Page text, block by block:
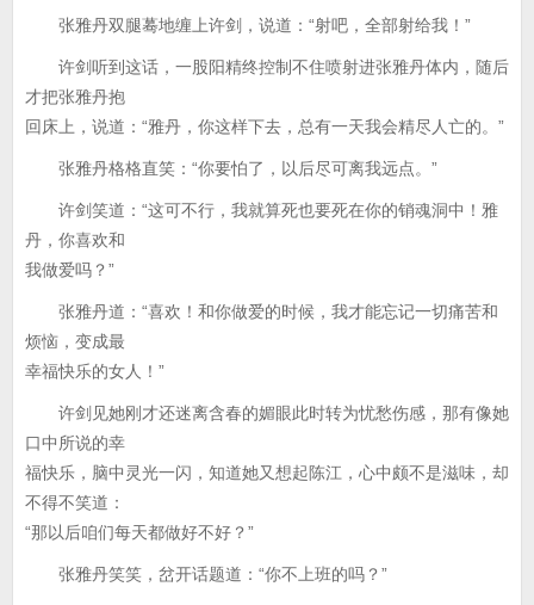
张雅丹双腿蓦地缠上许剑，说道：“射吧，全部射给我！”
许剑听到这话，一股阳精终控制不住喷射进张雅丹体内，随后
才把张雅丹抱
回床上，说道：“雅丹，你这样下去，总有一天我会精尽人亡的。”
张雅丹格格直笑：“你要怕了，以后尽可离我远点。”
许剑笑道：“这可不行，我就算死也要死在你的销魂洞中！雅
丹，你喜欢和
我做爱吗？”
张雅丹道：“喜欢！和你做爱的时候，我才能忘记一切痛苦和
烦恼，变成最
幸福快乐的女人！”
许剑见她刚才还迷离含春的媚眼此时转为忧愁伤感，那有像她
口中所说的幸
福快乐，脑中灵光一闪，知道她又想起陈江，心中颇不是滋味，却
不得不笑道：
“那以后咱们每天都做好不好？”
张雅丹笑笑，岔开话题道：“你不上班的吗？”